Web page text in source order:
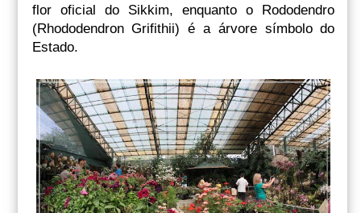
flor oficial do Sikkim, enquanto o Rododendro
(Rhododendron Grifithii) é a árvore símbolo do
Estado.